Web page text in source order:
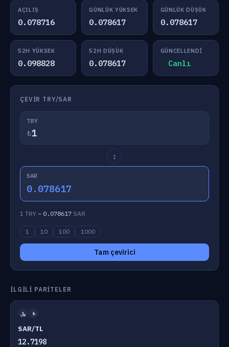
AÇILIŞ
0.078716
GÜNLÜK YÜKSEK
0.078617
GÜNLÜK DÜŞÜK
0.078617
52H YÜKSEK
0.098828
52H DÜŞÜK
0.078617
GÜNCELLENDI
Canlı
ÇEVIR TRY/SAR
TRY
₺
↕
SAR
0.078617
1 TRY = 0.078617 SAR
1 10 100 1000
Tam çevirici
İLGILI PARITELER
﷼ ₺
SAR/TL
12.7198